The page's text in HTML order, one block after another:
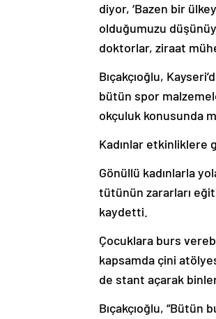
diyor, ‘Bazen bir
olduğumuzu
doktorlar, ziraat
Bıçakçıoğlu,
bütün spor
okçuluk konusunda
Kadınlar etkinliklere
Gönüllü kadınlarla
tütünün zararları
kaydetti.
Çocuklara burs
kapsamda çini
de stant açarak
Bıçakçıoğlu, “Bütün